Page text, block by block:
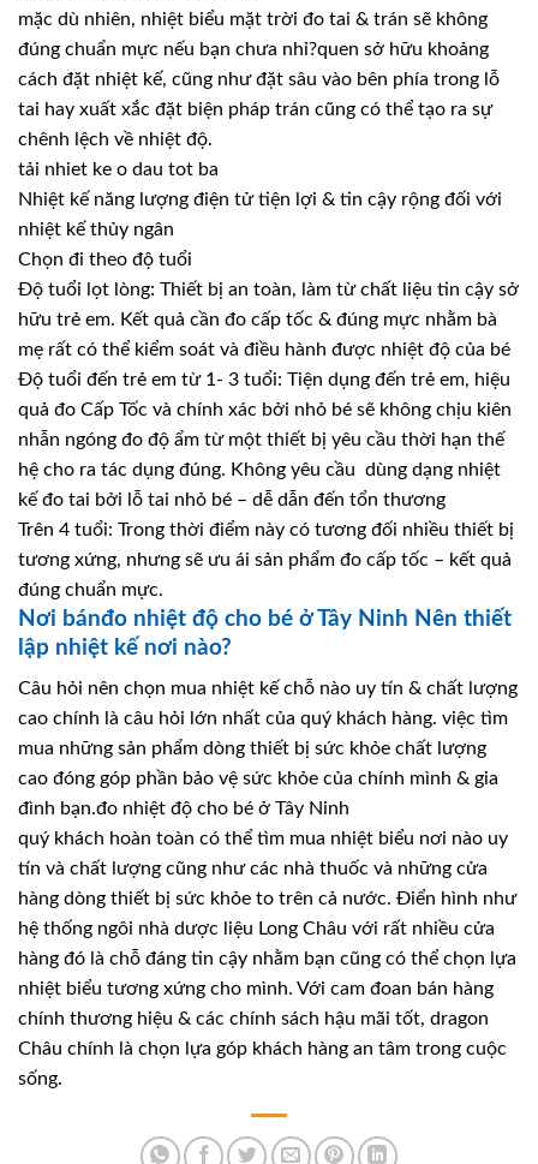
mặc dù nhiên, nhiệt biểu mặt trời đo tai & trán sẽ không
đúng chuẩn mực nếu bạn chưa nhỉ?quen sở hữu khoảng
cách đặt nhiệt kế, cũng như đặt sâu vào bên phía trong lỗ
tai hay xuất xắc đặt biện pháp trán cũng có thể tạo ra sự
chênh lệch về nhiệt độ.
tải nhiet ke o dau tot ba
Nhiệt kế năng lượng điện tử tiện lợi & tin cậy rộng đối với
nhiệt kế thủy ngân
Chọn đi theo độ tuổi
Độ tuổi lọt lòng: Thiết bị an toàn, làm từ chất liệu tin cậy sở
hữu trẻ em. Kết quả cần đo cấp tốc & đúng mực nhằm bà
mẹ rất có thể kiểm soát và điều hành được nhiệt độ của bé
Độ tuổi đến trẻ em từ 1- 3 tuổi: Tiện dụng đến trẻ em, hiệu
quả đo Cấp Tốc và chính xác bởi nhỏ bé sẽ không chịu kiên
nhẫn ngóng đo độ ẩm từ một thiết bị yêu cầu thời hạn thế
hệ cho ra tác dụng đúng. Không yêu cầu dùng dạng nhiệt
kế đo tai bởi lỗ tai nhỏ bé – dễ dẫn đến tổn thương
Trên 4 tuổi: Trong thời điểm này có tương đối nhiều thiết bị
tương xứng, nhưng sẽ ưu ái sản phẩm đo cấp tốc – kết quả
đúng chuẩn mực.
Nơi bánđo nhiệt độ cho bé ở Tây Ninh Nên thiết
lập nhiệt kế nơi nào?
Câu hỏi nên chọn mua nhiệt kế chỗ nào uy tín & chất lượng
cao chính là câu hỏi lớn nhất của quý khách hàng. việc tìm
mua những sản phẩm dòng thiết bị sức khỏe chất lượng
cao đóng góp phần bảo vệ sức khỏe của chính mình & gia
đình bạn.đo nhiệt độ cho bé ở Tây Ninh
quý khách hoàn toàn có thể tìm mua nhiệt biểu nơi nào uy
tín và chất lượng cũng như các nhà thuốc và những cửa
hàng dòng thiết bị sức khỏe to trên cả nước. Điển hình như
hệ thống ngôi nhà dược liệu Long Châu với rất nhiều cửa
hàng đó là chỗ đáng tin cậy nhằm bạn cũng có thể chọn lựa
nhiệt biểu tương xứng cho mình. Với cam đoan bán hàng
chính thương hiệu & các chính sách hậu mãi tốt, dragon
Châu chính là chọn lựa góp khách hàng an tâm trong cuộc
sống.